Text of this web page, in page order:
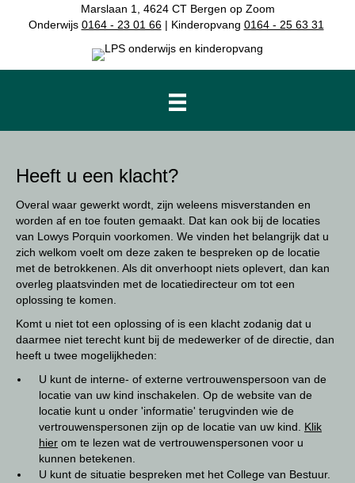
Marslaan 1, 4624 CT Bergen op Zoom
Onderwijs 0164 - 23 01 66| Kinderopvang 0164 - 25 63 31
Heeft u een klacht?
Overal waar gewerkt wordt, zijn weleens misverstanden en
worden af en toe fouten gemaakt. Dat kan ook bij de locaties
van Lowys Porquin voorkomen. We vinden het belangrijk dat u
zich welkom voelt om deze zaken te bespreken op de locatie
met de betrokkenen. Als dit onverhoopt niets oplevert, dan kan
overleg plaatsvinden met de locatiedirecteur om tot een
oplossing te komen.
Komt u niet tot een oplossing of is een klacht zodanig dat u
daarmee niet terecht kunt bij de medewerker of de directie, dan
heeft u twee mogelijkheden:
U kunt de interne- of externe vertrouwenspersoon van de
locatie van uw kind inschakelen. Op de website van de
locatie kunt u onder 'informatie' terugvinden wie de
vertrouwenspersonen zijn op de locatie van uw kind. Klik
hier om te lezen wat de vertrouwenspersonen voor u
kunnen betekenen.
U kunt de situatie bespreken met het College van Bestuur.